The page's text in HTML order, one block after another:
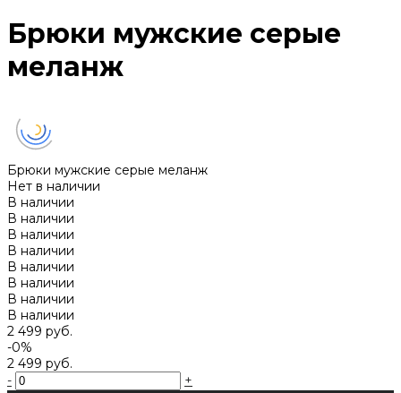
Брюки мужские серые
меланж
Брюки мужские серые меланж
Нет в наличии
В наличии
В наличии
В наличии
В наличии
В наличии
В наличии
В наличии
В наличии
2 499 руб.
-0%
2 499 руб.
-
+